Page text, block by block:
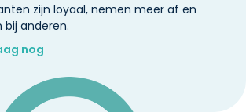
zijn loyaal, nemen meer af en
bij anderen.
nog